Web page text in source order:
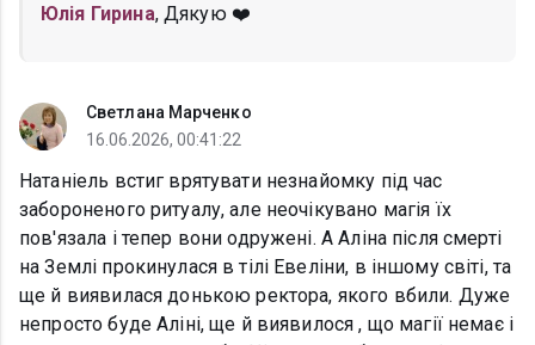
Юлія Гирина, Дякую ❤️
Светлана Марченко
16.06.2026, 00:41:22
Натаніель встиг врятувати незнайомку під час
забороненого ритуалу, але неочікувано магія їх
пов'язала і тепер вони одружені. А Аліна після смерті
на Землі прокинулася в тілі Евеліни, в іншому світі, та
ще й виявилася донькою ректора, якого вбили. Дуже
непросто буде Аліні, ще й виявилося , що магії немає і